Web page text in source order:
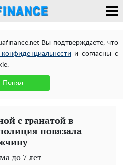
Вы подтверждаете, что
конфиденциальности и согласны с
Понял
с гранатой в
повязала
до 7 лет